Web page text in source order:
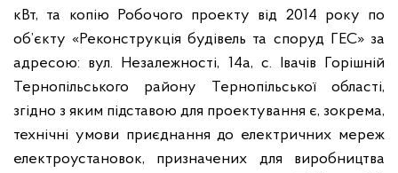
кВт, та копію Робочого проекту від 2014 року по
об’єкту «Реконструкція будівель та споруд ГЕС» за
адресою: вул. Незалежності, 14а, с. Івачів Горішній
Тернопільського району Тернопільської області,
згідно з яким підставою для проектування є, зокрема,
технічні умови приєднання до електричних мереж
електроустановок, призначених для виробництва